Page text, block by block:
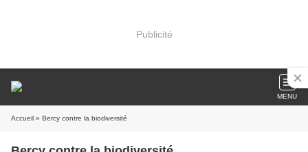
Publicité
MENU
Accueil » Bercy contre la biodiversité